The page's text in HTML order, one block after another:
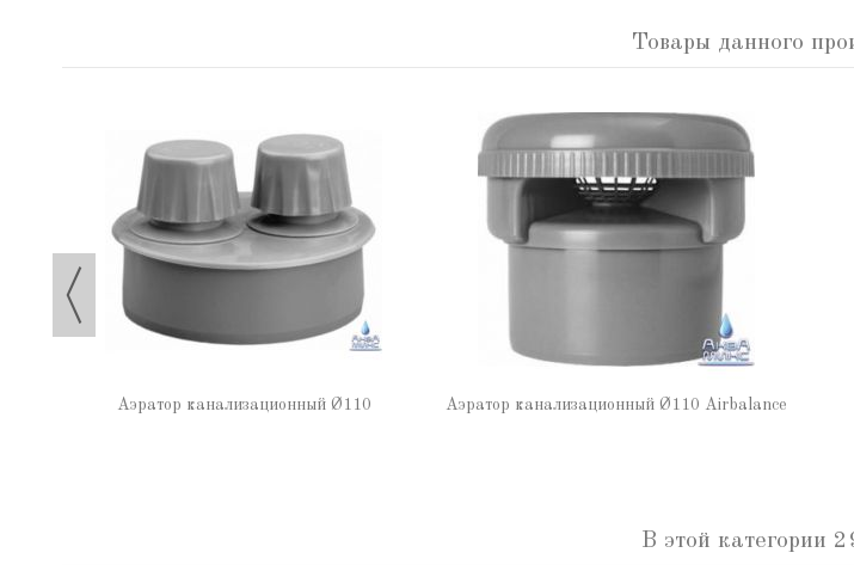
Товары данного
Аэратор канализационный Ø110 Аэратор канализационный Ø110 Airbalance
В этой категории